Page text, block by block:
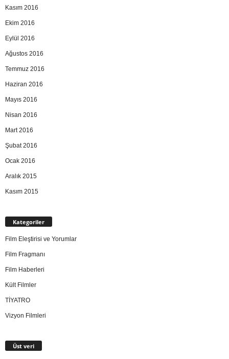
Kasım 2016
Ekim 2016
Eylül 2016
Ağustos 2016
Temmuz 2016
Haziran 2016
Mayıs 2016
Nisan 2016
Mart 2016
Şubat 2016
Ocak 2016
Aralık 2015
Kasım 2015
Kategoriler
Film Eleştirisi ve Yorumlar
Film Fragmanı
Film Haberleri
Kült Filmler
TİYATRO
Vizyon Filmleri
Üst veri